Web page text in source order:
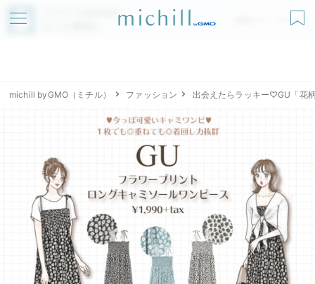
アプリでmichillが
無料ダウンロード
michill byGMO（ミチル） ファッション 出会えたらラッキー♡GU「花